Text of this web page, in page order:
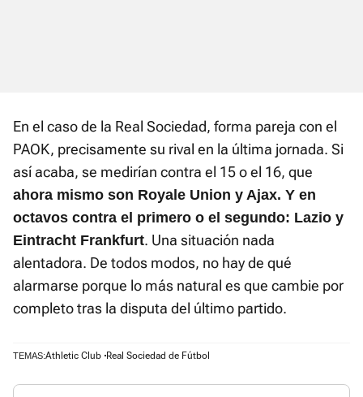
En el caso de la Real Sociedad, forma pareja con el
PAOK, precisamente su rival en la última jornada. Si
así acaba, se medirían contra el 15 o el 16, que
ahora mismo son Royale Union y Ajax. Y en
octavos contra el primero o el segundo: Lazio y
Eintracht Frankfurt. Una situación nada
alentadora. De todos modos, no hay de qué
alarmarse porque lo más natural es que cambie por
completo tras la disputa del último partido.
TEMAS:Athletic Club Real Sociedad de Fútbol